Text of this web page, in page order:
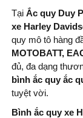
Tại Ắc quy Duy
xe Harley
quy mô tô hàng
MOTOBATT,
đủ, đa dạng
bình ắc quy ắc
tuyệt vời.
Bình ắc quy xe